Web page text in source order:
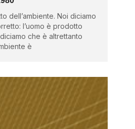
dell’ambiente. Noi diciamo
l’uomo è prodotto
che è altrettanto
è